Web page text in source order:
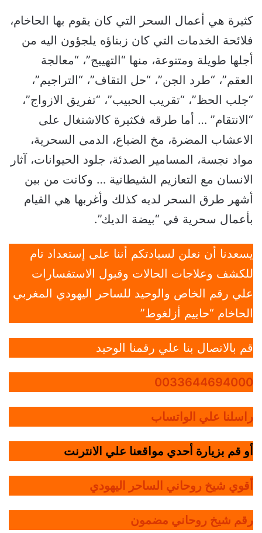
كثيرة هي أعمال السحر التي كان يقوم بها الحاخام،
فلائحة الخدمات التي كان زبناؤه يلجؤون اليه من
أجلها طويلة ومتنوعة، منها “التهييج”، “معالجة
العقم”، “طرد الجن”، “حل التقاف”، “التراجيم”،
“جلب الحظ”، “تقريب الحبيب”، “تفريق الازواج”،
“الانتقام” … أما طرقه فكثيرة كالاشتغال على
الاعشاب المضرة، مخ الضباع، الدمى السحرية،
مواد نجسة، المسامير الصدئة، جلود الحيوانات، آثار
الانسان مع التعازيم الشيطانية … وكانت من بين
أشهر طرق السحر لديه كذلك وأغربها هي القيام
بأعمال سحرية في “بيضة الديك”.
يسعدنا أن نعلن لسيادتكم أننا على إستعداد تام
للكشف وعلاجات الحالات وقبول الاستفسارات
علي رقم الخاص والوحيد للساحر اليهودي المغربي
الحاخام “حاييم أزلغوط”
قم بالاتصال بنا علي رقمنا الوحيد
0033644694000
راسلنا علي الواتساب
أو قم بزيارة أحدي مواقعنا علي الانترنت
أقوي شيخ روحاني الساحر اليهودي
رقم شيخ روحاني مضمون